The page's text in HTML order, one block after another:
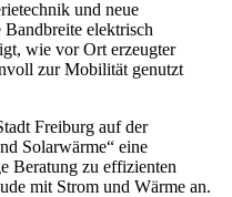
und neue
Bandbreite elektrisch
wie vor Ort erzeugter
zur Mobilität genutzt
Freiburg auf der
Solarwärme“ eine
Beratung zu effizienten
mit Strom und Wärme an.